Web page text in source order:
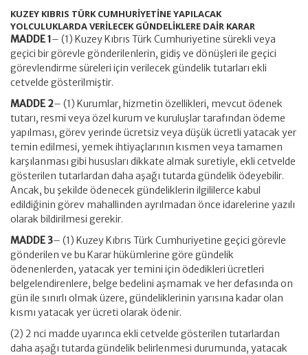
KUZEY KIBRIS TÜRK CUMHURİYETİNE YAPILACAK
YOLCULUKLARDA VERİLECEK GÜNDELİKLERE DAİR KARAR
MADDE 1– (1) Kuzey Kıbrıs Türk Cumhuriyetine sürekli veya
geçici bir görevle gönderilenlerin, gidiş ve dönüşleri ile geçici
görevlendirme süreleri için verilecek gündelik tutarları ekli
cetvelde gösterilmiştir.
MADDE 2– (1) Kurumlar, hizmetin özellikleri, mevcut ödenek
tutarı, resmi veya özel kurum ve kuruluşlar tarafından ödeme
yapılması, görev yerinde ücretsiz veya düşük ücretli yatacak yer
temin edilmesi, yemek ihtiyaçlarının kısmen veya tamamen
karşılanması gibi hususları dikkate almak suretiyle, ekli cetvelde
gösterilen tutarlardan daha aşağı tutarda gündelik ödeyebilir.
Ancak, bu şekilde ödenecek gündeliklerin ilgililerce kabul
edildiğinin görev mahallinden ayrılmadan önce idarelerine yazılı
olarak bildirilmesi gerekir.
MADDE 3– (1) Kuzey Kıbrıs Türk Cumhuriyetine geçici görevle
gönderilen ve bu Karar hükümlerine göre gündelik
ödenenlerden, yatacak yer temini için ödedikleri ücretleri
belgelendirenlere, belge bedelini aşmamak ve her defasında on
gün ile sınırlı olmak üzere, gündeliklerinin yarısına kadar olan
kısmı yatacak yer ücreti olarak ödenir.
(2) 2 nci madde uyarınca ekli cetvelde gösterilen tutarlardan
daha aşağı tutarda gündelik belirlenmesi durumunda, yatacak